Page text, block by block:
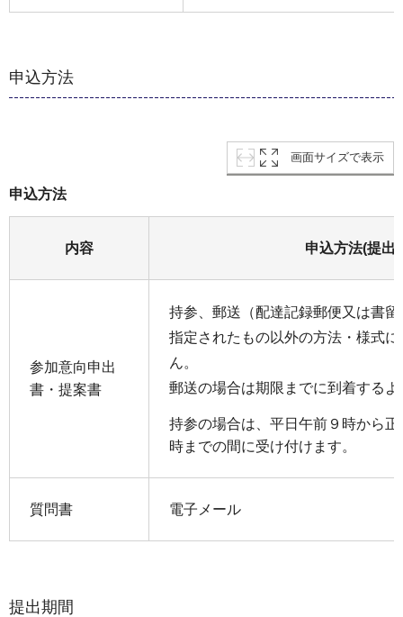
申込方法
画面サイズで表示
申込方法
内容 申込方法(提出
参加意向申出
書・提案書
持参、郵送（配達記録郵便又は書
指定されたもの以外の方法・様式
ん。
郵送の場合は期限までに到着する
持参の場合は、平日午前９時から
時までの間に受け付けます。
質問書 電子メール
提出期間